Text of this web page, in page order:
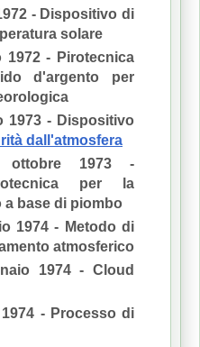
- Dispositivo di
solare
- Pirotecnica
d'argento per
1973 - Dispositivo
dall'atmosfera
1973 -
per la
a base di piombo
1974 - Metodo di
atmosferico
1974 - Cloud
- Processo di